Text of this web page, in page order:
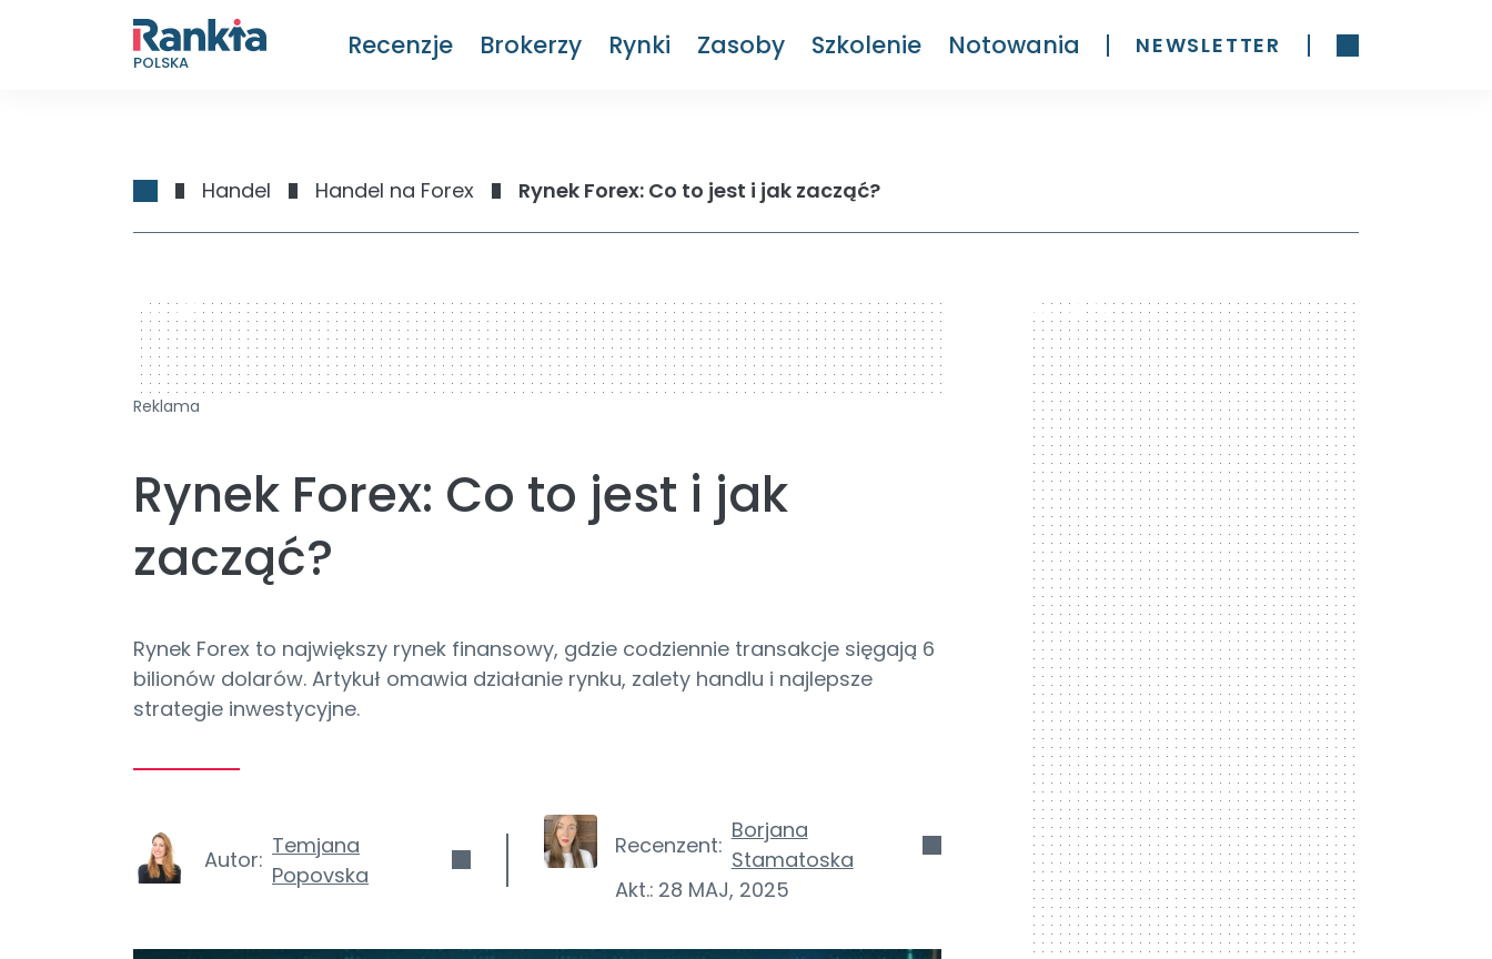
POLSKA
Recenzje Brokerzy Rynki Zasoby Szkolenie Notowania NEWSLETTER
Handel Handel na Forex Rynek Forex: Co to jest i jak zacząć?
728 x 90
Reklama
Rynek Forex: Co to jest i jak
zacząć?
Rynek Forex to największy rynek finansowy, gdzie codziennie transakcje sięgają 6
bilionów dolarów. Artykuł omawia działanie rynku, zalety handlu i najlepsze
strategie inwestycyjne.
Autor:
Temjana
Popovska
Recenzent:
Borjana
Stamatoska
Akt.: 28 MAJ, 2025
300 x 600